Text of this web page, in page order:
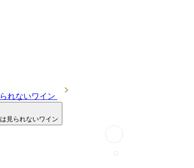
れないワイン
見られないワイン